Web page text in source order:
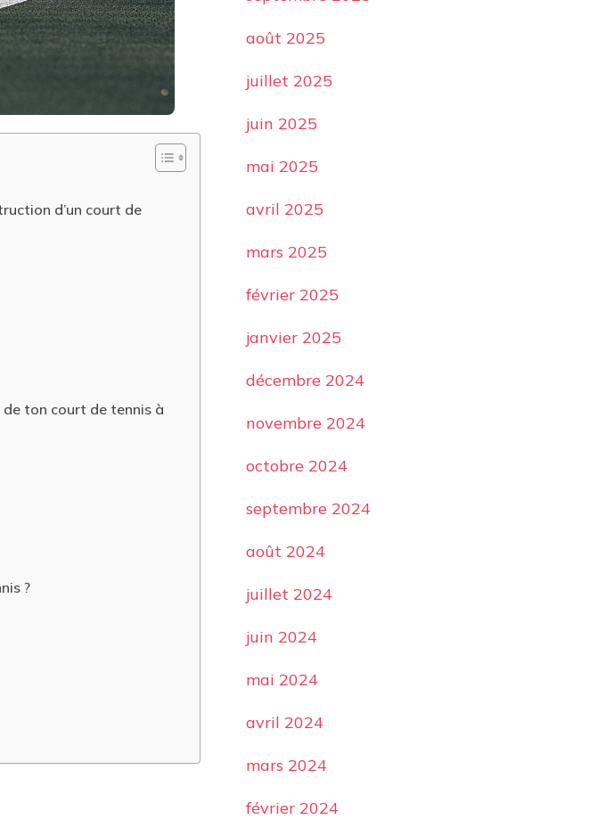
d’un court de
ton court de tennis à
?
août 2025
juillet 2025
juin 2025
mai 2025
avril 2025
mars 2025
février 2025
janvier 2025
décembre 2024
novembre 2024
octobre 2024
septembre 2024
août 2024
juillet 2024
juin 2024
mai 2024
avril 2024
mars 2024
février 2024